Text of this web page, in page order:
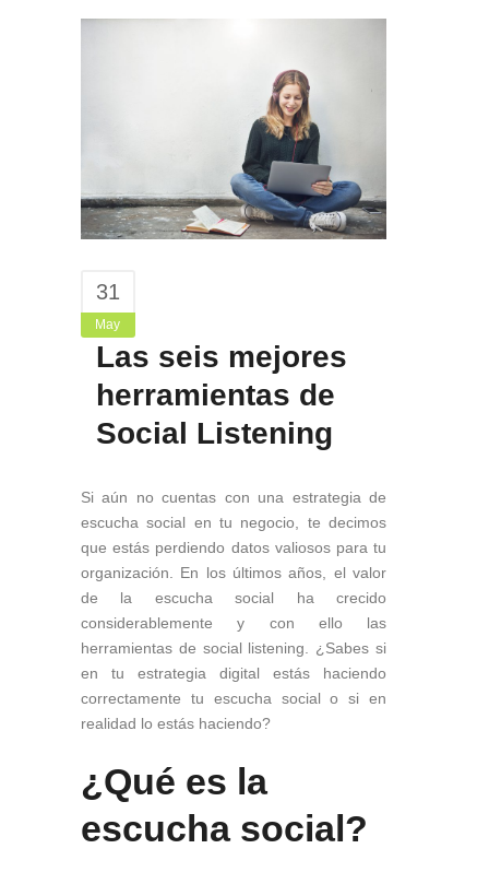
31
May
Las seis mejores
herramientas de
Social Listening
Si aún no cuentas con una estrategia de
escucha social en tu negocio, te decimos
que estás perdiendo datos valiosos para tu
organización. En los últimos años, el valor
de la escucha social ha crecido
considerablemente y con ello las
herramientas de social listening. ¿Sabes si
en tu estrategia digital estás haciendo
correctamente tu escucha social o si en
realidad lo estás haciendo?
¿Qué es la
escucha social?